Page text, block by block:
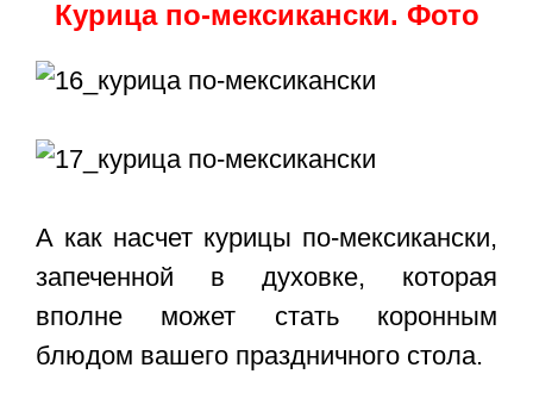
Курица по-мексикански. Фото
А как насчет курицы по-мексикански,
запеченной в духовке, которая
вполне может стать коронным
блюдом вашего праздничного стола.